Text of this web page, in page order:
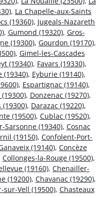
, La Chapelle-aux-Saints
(19360), Jugeals-Nazareth
, Gumond (19320), Gros-
(19300), Gourdon (19170),
, Gimel-les-Cascades
(19340), Favars (19330),
(19340), Eyburie (19140),
, Espartignac (19140),
, Donzenac (19270),
(19300), Darazac (19220),
(19500), Cublac (19520),
Sarsonne (19340), Cosnac
(19150), Confolent-Port-
(19140), Concèze
Collonges-la-Rouge (19500),
(19160), Chenailler-
(19200), Chavanac (19290),
sur-Vell (19500), Chasteaux